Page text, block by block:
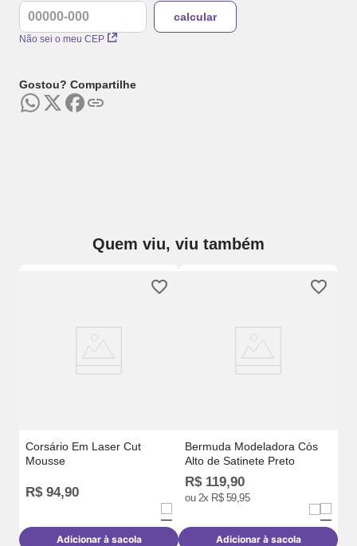
Não sei o meu CEP
Gostou? Compartilhe
Quem viu, viu também
Corsário Em Laser Cut
Mousse
R$ 94,90
Adicionar à sacola
Bermuda Modeladora Cós
Alto de Satinete Preto
R$ 119,90
ou 2x R$ 59,95
Adicionar à sacola